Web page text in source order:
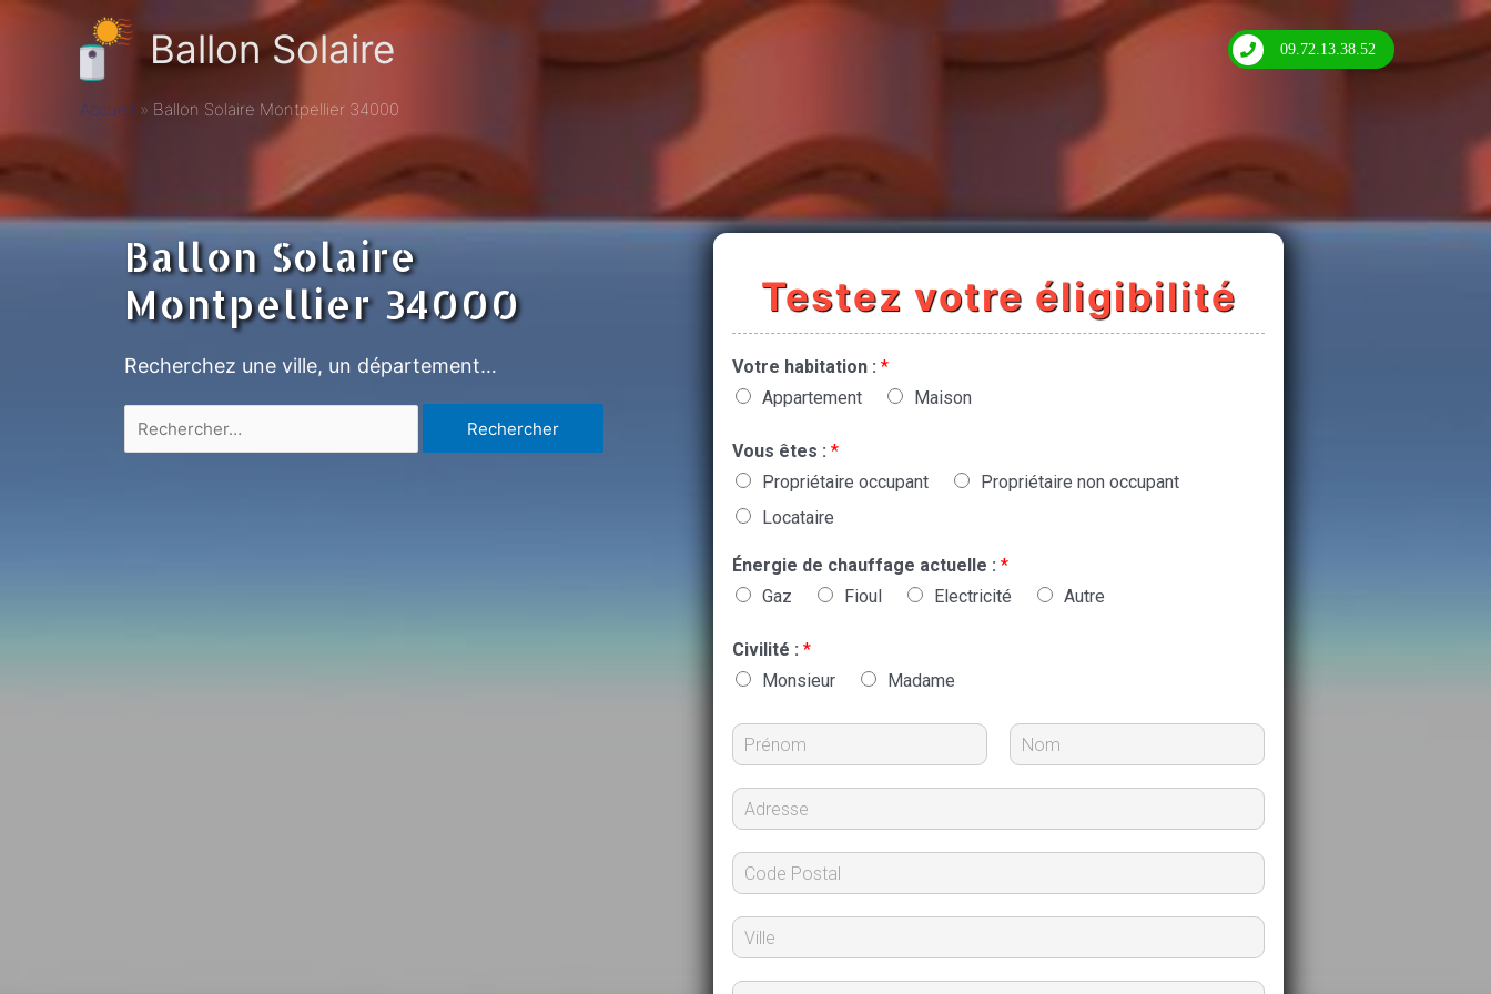
Ballon Solaire 09.72.13.38.52
Accueil Ballon Solaire Montpellier 34000
Ballon Solaire
Montpellier 34000
Recherchez une ville, un département…
Testez votre éligibilité
Votre habitation : *
Appartement
Maison
Vous êtes : *
Propriétaire occupant
Propriétaire non occupant
Locataire
Énergie de chauffage actuelle : *
Gaz
Fioul Electricité Autre
Civilité : *
Monsieur
Madame